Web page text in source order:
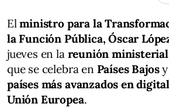
Elministro para la
la Función Pública, Óscar
jueves en la reunión
que se celebra en Países Bajosy
países más avanzados en
Unión Europea.